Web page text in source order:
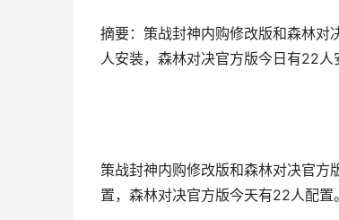
摘要：策战封神内购修改版和森林对
人安装，森林对决官方版今日有22
策战封神内购修改版和森林对决官方
置，森林对决官方版今天有22人配置。